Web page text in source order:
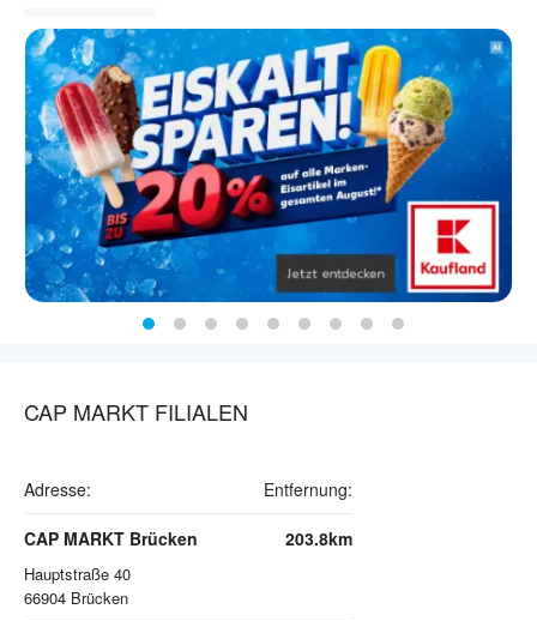
CAP MARKT FILIALEN
Adresse: Entfernung:
CAP MARKT Brücken
Hauptstraße 40
66904 Brücken
203.8km